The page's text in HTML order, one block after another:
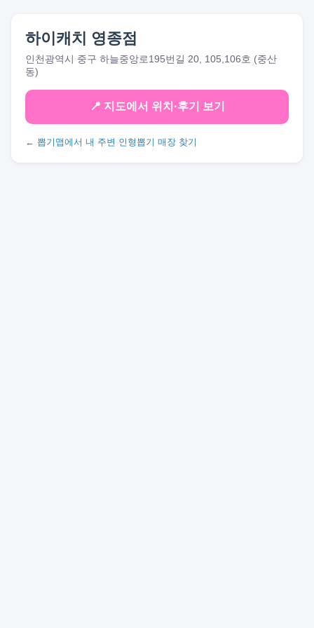
하이캐치 영종점
인천광역시 중구 하늘중앙로195번길 20, 105,106호 (중산
동)
📍 지도에서 위치·후기 보기
← 뽑기맵에서 내 주변 인형뽑기 매장 찾기